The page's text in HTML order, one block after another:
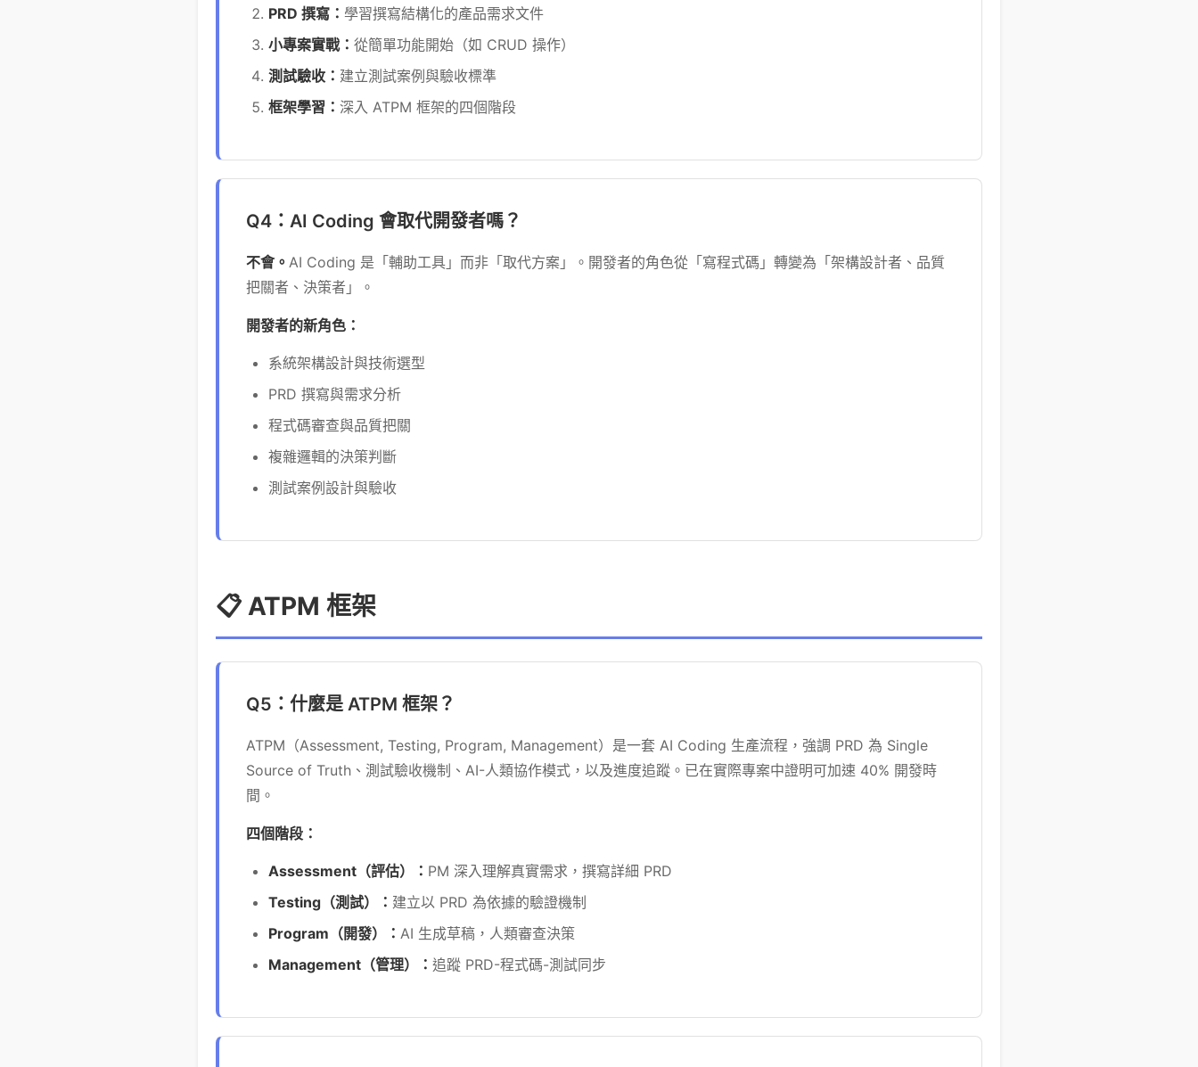
PRD 撰寫： 學習撰寫結構化的產品需求文件
小專案實戰： 從簡單功能開始（如 CRUD 操作）
測試驗收： 建立測試案例與驗收標準
框架學習： 深入 ATPM 框架的四個階段
Q4：AI Coding 會取代開發者嗎？
不會。 AI Coding 是「輔助工具」而非「取代方案」。開發者的角色從「寫程式碼」轉變為「架構設計者、品質
把關者、決策者」。
開發者的新角色：
系統架構設計與技術選型
PRD 撰寫與需求分析
程式碼審查與品質把關
複雜邏輯的決策判斷
測試案例設計與驗收
📋 ATPM 框架
Q5：什麼是 ATPM 框架？
ATPM（Assessment, Testing, Program, Management）是一套 AI Coding 生產流程，強調 PRD 為 Single
Source of Truth、測試驗收機制、AI-人類協作模式，以及進度追蹤。已在實際專案中證明可加速 40% 開發時
間。
四個階段：
Assessment（評估）： PM 深入理解真實需求，撰寫詳細 PRD
Testing（測試）： 建立以 PRD 為依據的驗證機制
Program（開發）： AI 生成草稿，人類審查決策
Management（管理）： 追蹤 PRD-程式碼-測試同步